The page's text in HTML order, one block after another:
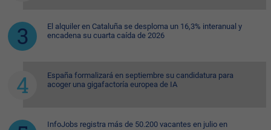
El alquiler en Cataluña se desploma un 16,3% interanual y
encadena su cuarta caída de 2026
España formalizará en septiembre su candidatura para
acoger una gigafactoría europea de IA
InfoJobs registra más de 50.200 vacantes en julio en